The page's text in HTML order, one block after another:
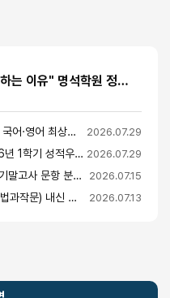
"수능 1주 전까지 등원하는 이유" 명석학원 정시반 개강 안내 (성수고·경일고·무학여고·대광고 등)
명석학원 성적 우수자 통계 대공개! 국어·영어 최상위권의 비밀 2026.07.29
결과로 증명합니다: 명석학원 2026년 1학기 성적우수자 명단 공개 2026.07.29
2026년 경일고 1학년 1학기 영어 기말고사 문항 분석 및 총평 2026.07.15
2026 성수고3 1학기 기말 국어(화법과작문) 내신 분석 및 경향 2026.07.13